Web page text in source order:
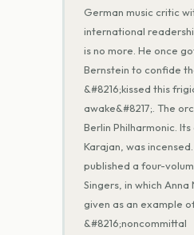
German music critic
international
is no more. He once
Bernstein to confide
&#8216;kissed this
awake&#8217;. The
Berlin Philharmonic. Its
Karajan, was
published a four-
Singers, in which
given as an example
&#8216;noncommittal